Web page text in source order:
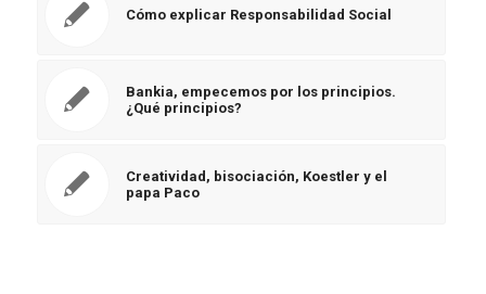
Cómo explicar Responsabilidad Social
Bankia, empecemos por los principios.
¿Qué principios?
Creatividad, bisociación, Koestler y el
papa Paco